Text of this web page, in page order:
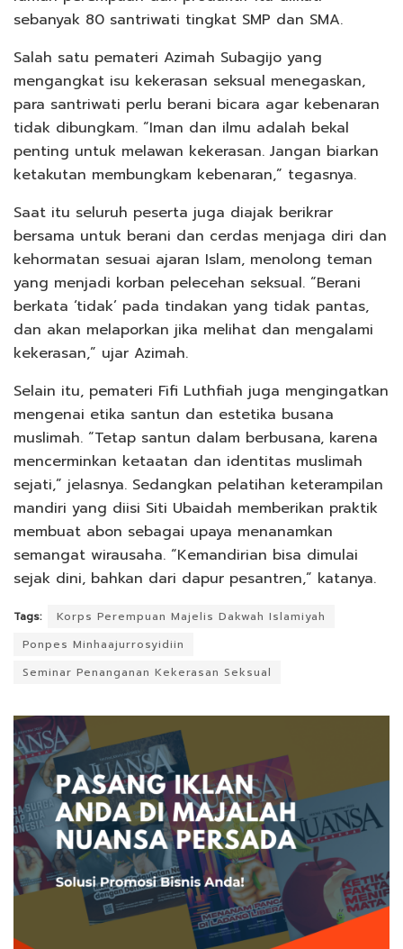
sebanyak 80 santriwati tingkat SMP dan SMA.
Salah satu pemateri Azimah Subagijo yang
mengangkat isu kekerasan seksual menegaskan,
para santriwati perlu berani bicara agar kebenaran
tidak dibungkam. “Iman dan ilmu adalah bekal
penting untuk melawan kekerasan. Jangan biarkan
ketakutan membungkam kebenaran,” tegasnya.
Saat itu seluruh peserta juga diajak berikrar
bersama untuk berani dan cerdas menjaga diri dan
kehormatan sesuai ajaran Islam, menolong teman
yang menjadi korban pelecehan seksual. “Berani
berkata ‘tidak’ pada tindakan yang tidak pantas,
dan akan melaporkan jika melihat dan mengalami
kekerasan,” ujar Azimah.
Selain itu, pemateri Fifi Luthfiah juga mengingatkan
mengenai etika santun dan estetika busana
muslimah. “Tetap santun dalam berbusana, karena
mencerminkan ketaatan dan identitas muslimah
sejati,” jelasnya. Sedangkan pelatihan keterampilan
mandiri yang diisi Siti Ubaidah memberikan praktik
membuat abon sebagai upaya menanamkan
semangat wirausaha. “Kemandirian bisa dimulai
sejak dini, bahkan dari dapur pesantren,” katanya.
Tags:
Korps Perempuan Majelis Dakwah Islamiyah
Ponpes Minhaajurrosyidiin
Seminar Penanganan Kekerasan Seksual